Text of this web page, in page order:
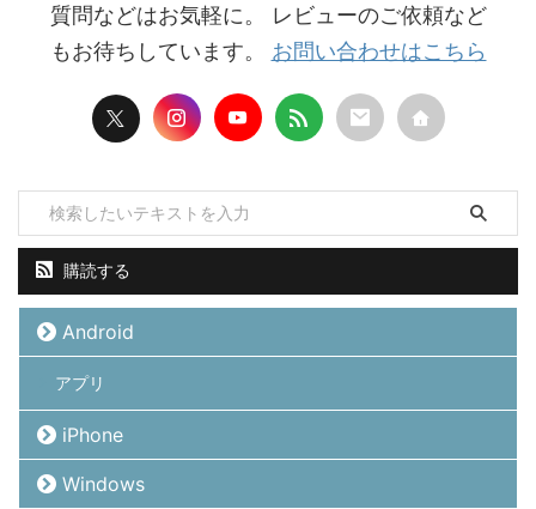
質問などはお気軽に。 レビューのご依頼など
もお待ちしています。 お問い合わせはこちら
購読する
Android
アプリ
iPhone
Windows